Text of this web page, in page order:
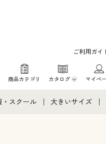
ご利用ガイ
商品カテゴリ カタログ
カタログ・チラシからのご注文
マイペ
・スクール 大きいサイズ